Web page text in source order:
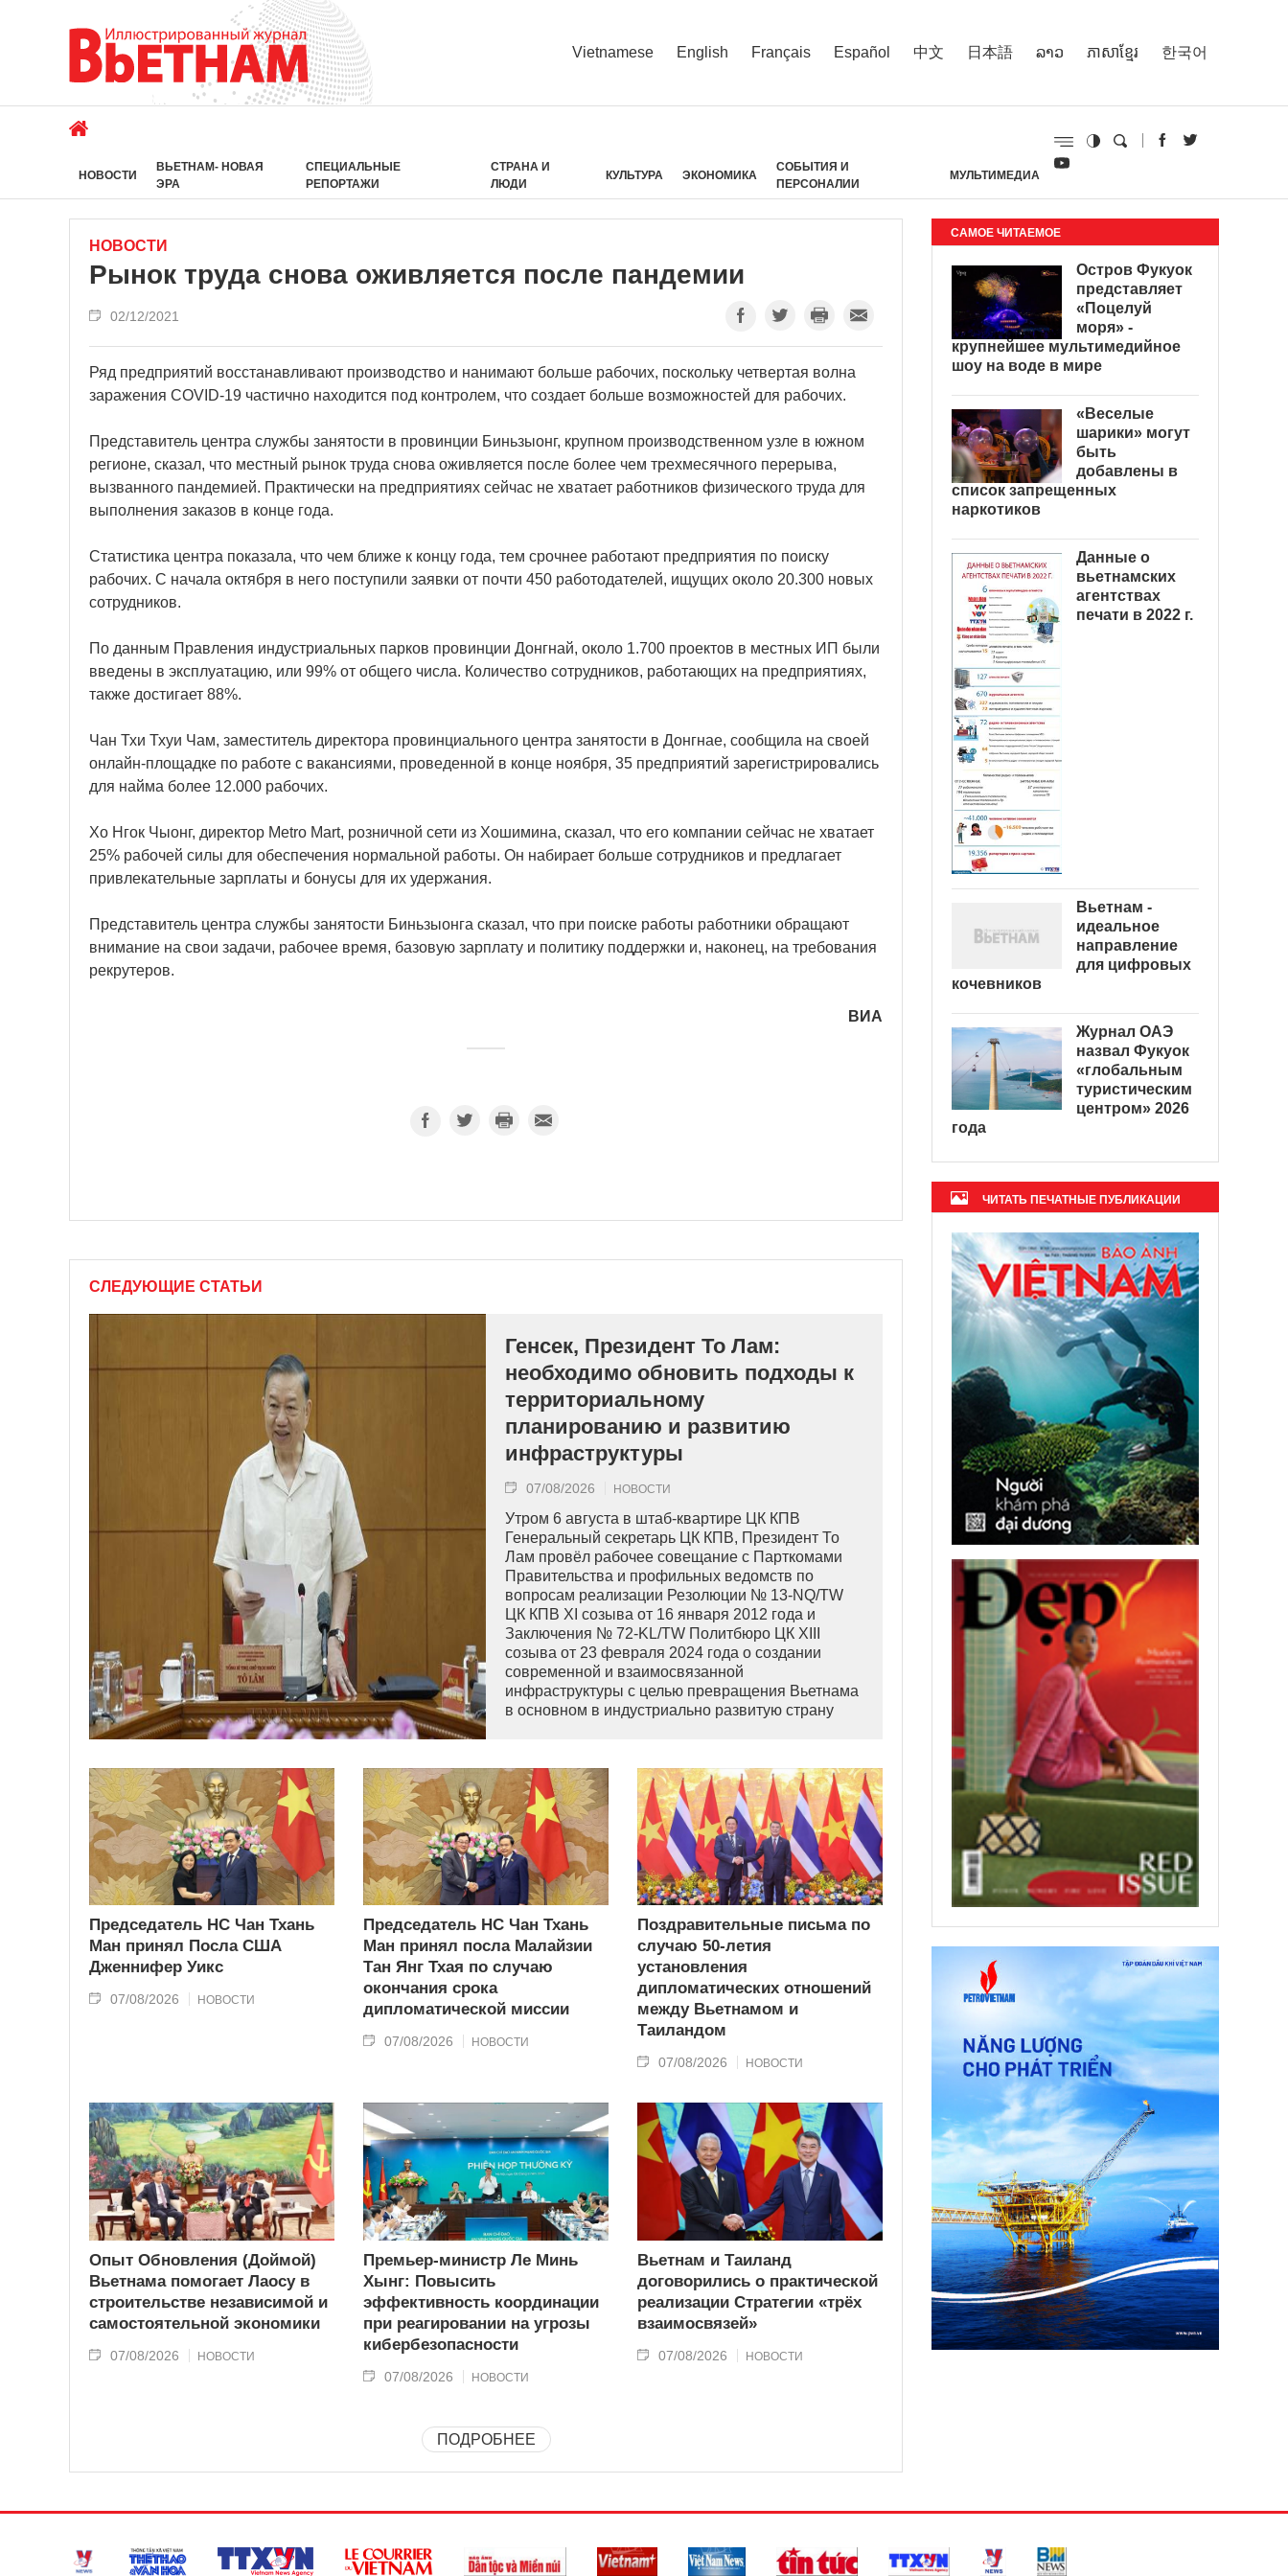
Vietnamese English Français Español 中文 日本語 ລາວ ភាសាខ្មែរ 한국어
НОВОСТИ
ВЬЕТНАМ- НОВАЯ
ЭРА
СПЕЦИАЛЬНЫЕ
РЕПОРТАЖИ
СТРАНА И
ЛЮДИ
КУЛЬТУРА ЭКОНОМИКА
СОБЫТИЯ И
ПЕРСОНАЛИИ
МУЛЬТИМЕДИА
НОВОСТИ
Рынок труда снова оживляется после пандемии
02/12/2021
Ряд предприятий восстанавливают производство и нанимают больше рабочих, поскольку четвертая волна
заражения COVID-19 частично находится под контролем, что создает больше возможностей для рабочих.
Представитель центра службы занятости в провинции Биньзыонг, крупном производственном узле в южном
регионе, сказал, что местный рынок труда снова оживляется после более чем трехмесячного перерыва,
вызванного пандемией. Практически на предприятиях сейчас не хватает работников физического труда для
выполнения заказов в конце года.
Статистика центра показала, что чем ближе к концу года, тем срочнее работают предприятия по поиску
рабочих. С начала октября в него поступили заявки от почти 450 работодателей, ищущих около 20.300 новых
сотрудников.
По данным Правления индустриальных парков провинции Донгнай, около 1.700 проектов в местных ИП были
введены в эксплуатацию, или 99% от общего числа. Количество сотрудников, работающих на предприятиях,
также достигает 88%.
Чан Тхи Тхуи Чам, заместитель директора провинциального центра занятости в Донгнае, сообщила на своей
онлайн-площадке по работе с вакансиями, проведенной в конце ноября, 35 предприятий зарегистрировались
для найма более 12.000 рабочих.
Хо Нгок Чыонг, директор Metro Mart, розничной сети из Хошимина, сказал, что его компании сейчас не хватает
25% рабочей силы для обеспечения нормальной работы. Он набирает больше сотрудников и предлагает
привлекательные зарплаты и бонусы для их удержания.
Представитель центра службы занятости Биньзыонга сказал, что при поиске работы работники обращают
внимание на свои задачи, рабочее время, базовую зарплату и политику поддержки и, наконец, на требования
рекрутеров.
ВИА
СЛЕДУЮЩИЕ СТАТЬИ
Генсек, Президент То Лам:
необходимо обновить подходы к
территориальному
планированию и развитию
инфраструктуры
07/08/2026 НОВОСТИ
Утром 6 августа в штаб-квартире ЦК КПВ
Генеральный секретарь ЦК КПВ, Президент То
Лам провёл рабочее совещание с Парткомами
Правительства и профильных ведомств по
вопросам реализации Резолюции № 13-NQ/TW
ЦК КПВ XI созыва от 16 января 2012 года и
Заключения № 72-KL/TW Политбюро ЦК XIII
созыва от 23 февраля 2024 года о создании
современной и взаимосвязанной
инфраструктуры с целью превращения Вьетнама
в основном в индустриально развитую страну
Председатель НС Чан Тхань
Ман принял Посла США
Дженнифер Уикс
07/08/2026 НОВОСТИ
Председатель НС Чан Тхань
Ман принял посла Малайзии
Тан Янг Тхая по случаю
окончания срока
дипломатической миссии
07/08/2026 НОВОСТИ
Поздравительные письма по
случаю 50-летия
установления
дипломатических отношений
между Вьетнамом и
Таиландом
07/08/2026 НОВОСТИ
Опыт Обновления (Доймой)
Вьетнама помогает Лаосу в
строительстве независимой и
самостоятельной экономики
07/08/2026 НОВОСТИ
Премьер-министр Ле Минь
Хынг: Повысить
эффективность координации
при реагировании на угрозы
кибербезопасности
07/08/2026 НОВОСТИ
Вьетнам и Таиланд
договорились о практической
реализации Стратегии «трёх
взаимосвязей»
07/08/2026 НОВОСТИ
ПОДРОБНЕЕ
САМОЕ ЧИТАЕМОЕ
Остров Фукуок
представляет
«Поцелуй
моря» -
крупнейшее мультимедийное
шоу на воде в мире
«Веселые
шарики» могут
быть
добавлены в
список запрещенных
наркотиков
Данные о
вьетнамских
агентствах
печати в 2022 г.
Вьетнам -
идеальное
направление
для цифровых
кочевников
Журнал ОАЭ
назвал Фукуок
«глобальным
туристическим
центром» 2026
года
ЧИТАТЬ ПЕЧАТНЫЕ ПУБЛИКАЦИИ